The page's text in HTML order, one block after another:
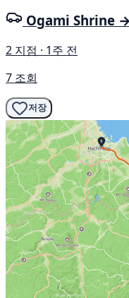
Ogami Shrine
2 지점 · 1주 전
7 조회
저장